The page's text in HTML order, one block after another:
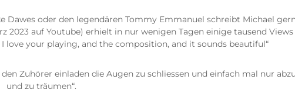
Dawes oder den legendären Tommy Emmanuel schreibt Michael
2023 auf Youtube) erhielt in nur wenigen Tagen einige tausend
love your playing, and the composition, and it sounds beautiful“
Zuhörer einladen die Augen zu schliessen und einfach mal nur
und zu träumen“.